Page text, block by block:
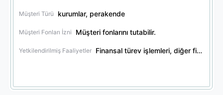
Müşteri Türü kurumlar, perakende
Müşteri Fonları İzni Müşteri fonlarını tutabilir.
Yetkilendirilmiş Faaliyetler Finansal türev işlemleri, diğer finansal ürün işlemleri